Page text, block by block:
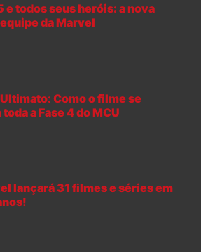
e todos seus heróis: a nova
da Marvel
Como o filme se
a Fase 4 do MCU
lançará 31 filmes e séries em